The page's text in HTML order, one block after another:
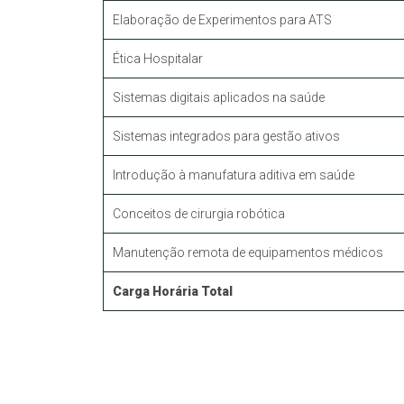
Elaboração de Experimentos para ATS
Ética Hospitalar
Sistemas digitais aplicados na saúde
Sistemas integrados para gestão ativos
Introdução à manufatura aditiva em saúde
Conceitos de cirurgia robótica
Manutenção remota de equipamentos médicos
Carga Horária Total